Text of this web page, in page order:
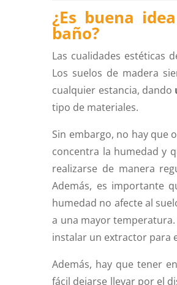
¿Es buena
baño?
Las cualidades estéticas
Los suelos de madera
cualquier estancia, dando
tipo de materiales.
Sin embargo, no hay que
concentra la humedad y
realizarse de manera
Además, es importante
humedad no afecte al
a una mayor
instalar un extractor para
Además, hay que tener
fácil dejarse llevar por el